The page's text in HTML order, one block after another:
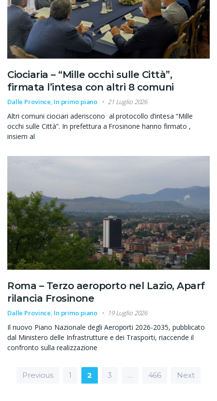
Ciociaria – “Mille occhi sulle Città”,
firmata l’intesa con altri 8 comuni
Dalle Province, In primo piano 21 Luglio 2026
Altri comuni ciociari aderiscono al protocollo d’intesa “Mille
occhi sulle Città”. In prefettura a Frosinone hanno firmato ,
insiem al
Roma – Terzo aeroporto nel Lazio, Aparf
rilancia Frosinone
Dalle Province, In primo piano 19 Luglio 2026
Il nuovo Piano Nazionale degli Aeroporti 2026-2035, pubblicato
dal Ministero delle Infrastrutture e dei Trasporti, riaccende il
confronto sulla realizzazione
Paginazione degli articoli
Previous 1 2 3 … 466 Next